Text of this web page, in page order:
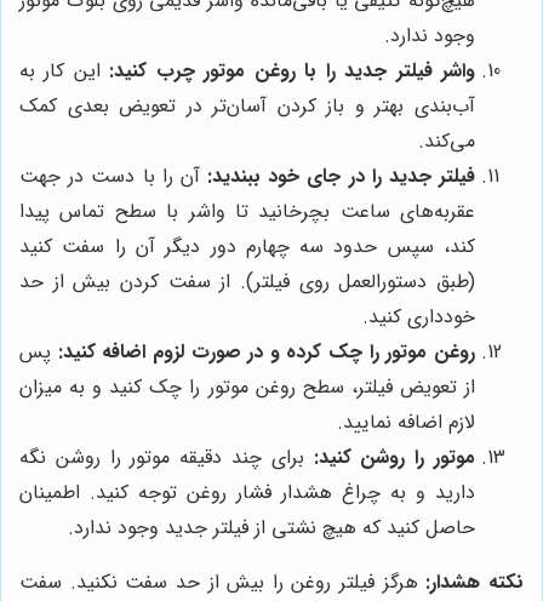
وجود ندارد.
واشر فیلتر جدید را با روغن موتور چرب کنید: این کار به
آب‌بندی بهتر و باز کردن آسان‌تر در تعویض بعدی کمک
می‌کند.
فیلتر جدید را در جای خود ببندید: آن را با دست در جهت
عقربه‌های ساعت بچرخانید تا واشر با سطح تماس پیدا
کند، سپس حدود سه چهارم دور دیگر آن را سفت کنید
(طبق دستورالعمل روی فیلتر). از سفت کردن بیش از حد
خودداری کنید.
روغن موتور را چک کرده و در صورت لزوم اضافه کنید: پس
از تعویض فیلتر، سطح روغن موتور را چک کنید و به میزان
لازم اضافه نمایید.
موتور را روشن کنید: برای چند دقیقه موتور را روشن نگه
دارید و به چراغ هشدار فشار روغن توجه کنید. اطمینان
حاصل کنید که هیچ نشتی از فیلتر جدید وجود ندارد.
نکته هشدار: هرگز فیلتر روغن را بیش از حد سفت نکنید. سفت